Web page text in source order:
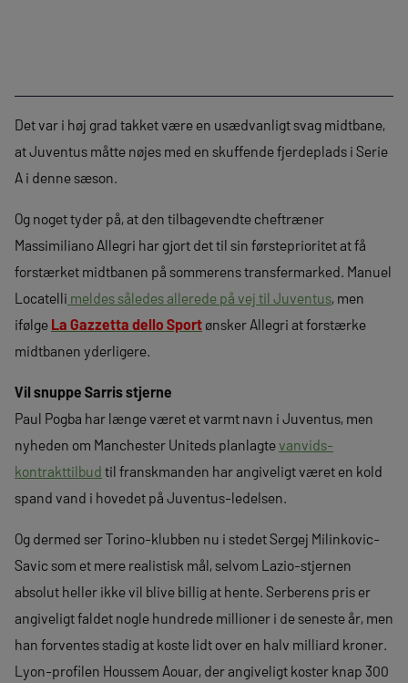
Det var i høj grad takket være en usædvanligt svag midtbane,
at Juventus måtte nøjes med en skuffende fjerdeplads i Serie
A i denne sæson.
Og noget tyder på, at den tilbagevendte cheftræner
Massimiliano Allegri har gjort det til sin førsteprioritet at få
forstærket midtbanen på sommerens transfermarked. Manuel
Locatelli meldes således allerede på vej til Juventus, men
ifølge La Gazzetta dello Sport ønsker Allegri at forstærke
midtbanen yderligere.
Vil snuppe Sarris stjerne
Paul Pogba har længe været et varmt navn i Juventus, men
nyheden om Manchester Uniteds planlagtevanvids-
kontrakttilbud til franskmanden har angiveligt været en kold
spand vand i hovedet på Juventus-ledelsen.
Og dermed ser Torino-klubben nu i stedet Sergej Milinkovic-
Savic som et mere realistisk mål, selvom Lazio-stjernen
absolut heller ikke vil blive billig at hente. Serberens pris er
angiveligt faldet nogle hundrede millioner i de seneste år, men
han forventes stadig at koste lidt over en halv milliard kroner.
Lyon-profilen Houssem Aouar, der angiveligt koster knap 300